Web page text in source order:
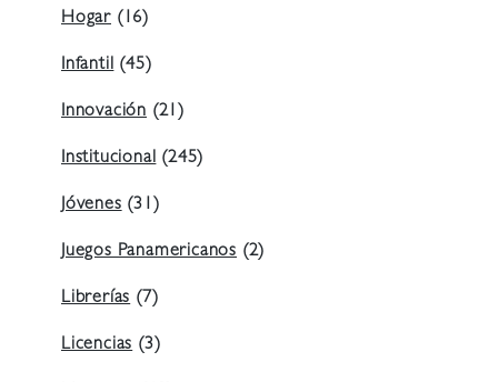
Hogar (16)
Infantil(45)
Innovación (21)
Institucional(245)
Jóvenes(31)
Juegos Panamericanos (2)
Librerías(7)
Licencias(3)